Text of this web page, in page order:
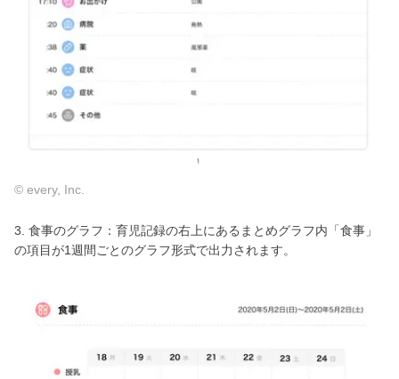
© every, Inc.
3. 食事のグラフ：育児記録の右上にあるまとめグラフ内「食事」
の項目が1週間ごとのグラフ形式で出力されます。